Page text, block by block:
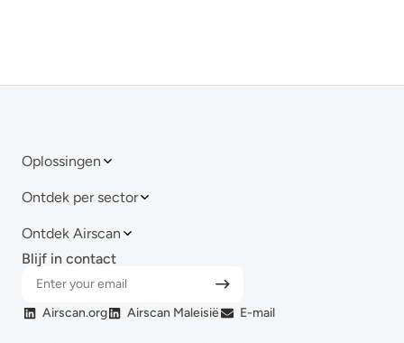
Oplossingen
Ontdek per sector
Ontdek Airscan
Blijf in contact
Airscan.org Airscan Maleisië E-mail